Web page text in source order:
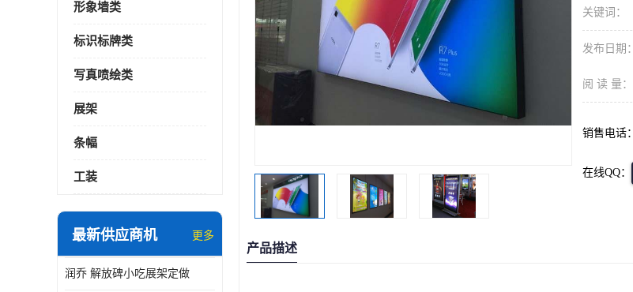
形象墙类
标识标牌类
写真喷绘类
展架
条幅
工装
最新供应商机 更多
润乔 解放碑小吃展架定做
关键词：
发布日期：
阅 读 量：
销售电话：
在线QQ：
产品描述